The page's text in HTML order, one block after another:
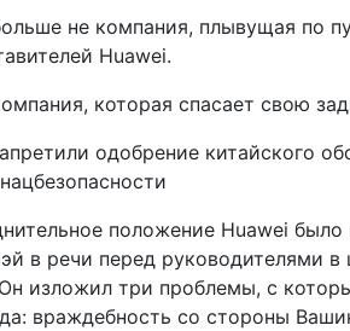
не компания, плывущая по
Huawei.
которая спасает свою
одобрение китайского
положение Huawei
в речи перед руководителями
изложил три проблемы, с
враждебность со стороны